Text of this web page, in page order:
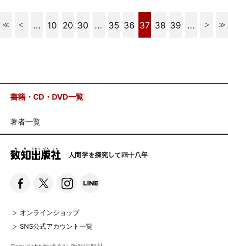
... 10 20 30 ... 35 36 37 38 39 ...
書籍・CD・DVD一覧
著者一覧
人間学を探究して四十八年
オンラインショップ
SNS公式アカウント一覧